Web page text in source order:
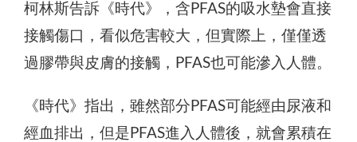
柯林斯告訴《時代》，含PFAS的吸水墊會直接
接觸傷口，看似危害較大，但實際上，僅僅透
過膠帶與皮膚的接觸，PFAS也可能滲入人體。
《時代》指出，雖然部分PFAS可能經由尿液和
經血排出，但是PFAS進入人體後，就會累積在